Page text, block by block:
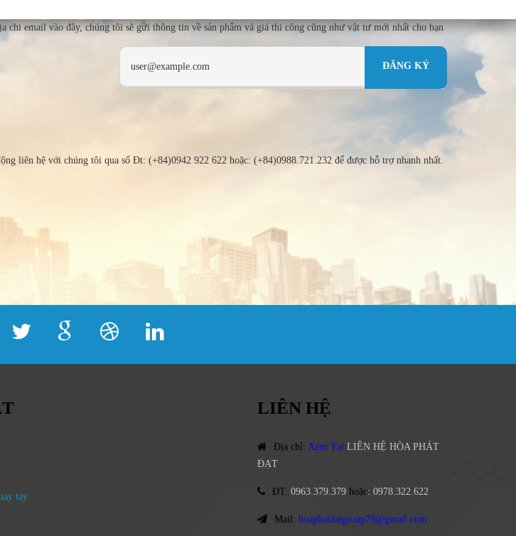
chi email vào đây, chúng tôi sẽ gửi thông tin về sản phẩm và giá thi công cũng như vật tư mới nhất cho bạn
liên hệ với chúng tôi qua số Đt: (+84)0942 922 622 hoặc: (+84)0988.721.232 để được hỗ trợ nhanh nhất.
tay
LIÊN HỆ
Địa chỉ: Xem Tại LIÊN HỆ HÒA PHÁT
ĐẠT
ĐT: 0963.379.379 hoặc: 0978.322.622
Mail: hoaphatdatgroup79@gmail.com